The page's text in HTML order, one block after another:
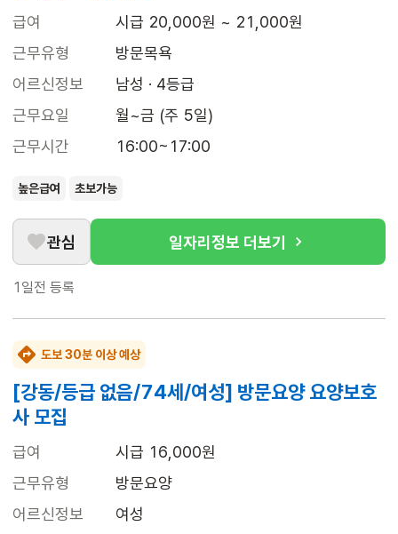
급여
시급 20,000원 ~ 21,000원
근무유형
방문목욕
어르신정보
남성 · 4등급
근무요일
월~금 (주 5일)
근무시간
16:00~17:00
높은급여 초보가능
관심 일자리정보 더보기
1일전 등록
도보 30분 이상 예상
[강동/등급 없음/74세/여성] 방문요양 요양보호
사 모집
급여
시급 16,000원
근무유형
방문요양
어르신정보
여성